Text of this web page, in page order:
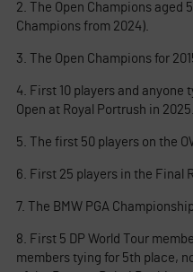
2. The Open Champions aged
Champions from 2024).
3. The Open Champions for
4. First 10 players and anyone
Open at Royal Portrush in 2025.
5. The first 50 players on the
6. First 25 players in the Final
7. The BMW PGA
8. First 5 DP World Tour
members tying for 5th place,